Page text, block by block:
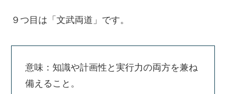
９つ目は「文武両道」です。
意味：知識や計画性と実行力の両方を兼ね
備えること。